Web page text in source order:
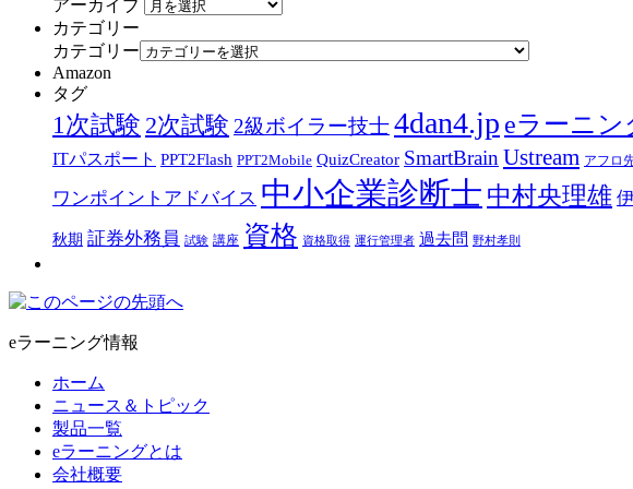
アーカイブ
カテゴリー
カテゴリー
Amazon
タグ
1次試験 2次試験 2級ボイラー技士4dan4.jp eラーニン
ITパスポート PPT2Flash PPT2Mobile QuizCreator SmartBrain Ustream アフロ
ワンポイントアドバイス 中小企業診断士 中村央理雄
秋期 証券外務員 試験 講座 資格 資格取得 運行管理者 過去問 野村孝則
eラーニング情報
ホーム
ニュース＆トピック
製品一覧
eラーニングとは
会社概要